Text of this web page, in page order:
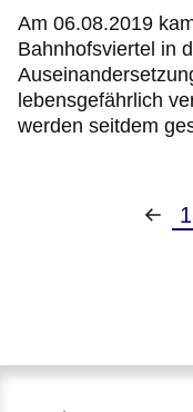
Am 06.08.2019
Bahnhofsviertel in
lebensgefährlich
werden seitdem